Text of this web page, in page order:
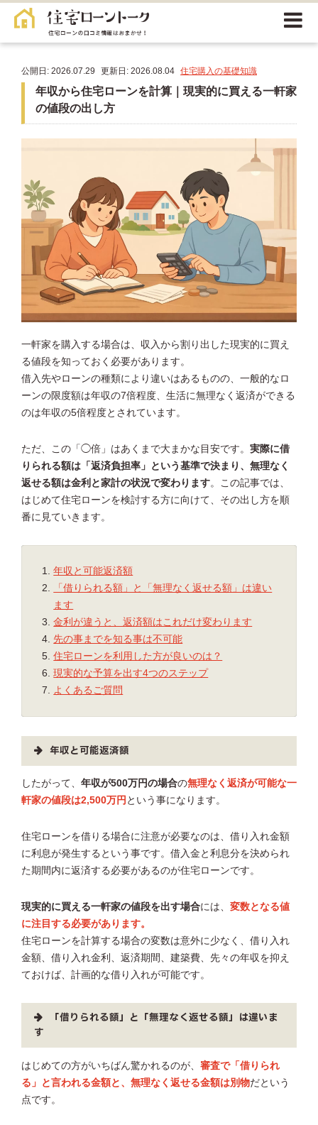
公開日: 2026.07.29 更新日: 2026.08.04 住宅購入の基礎知識
年収から住宅ローンを計算｜現実的に買える一軒家
の値段の出し方
一軒家を購入する場合は、収入から割り出した現実的に買え
る値段を知っておく必要があります。
借入先やローンの種類により違いはあるものの、一般的なロ
ーンの限度額は年収の7倍程度、生活に無理なく返済ができる
のは年収の5倍程度とされています。
ただ、この「◯倍」はあくまで大まかな目安です。 実際に借
りられる額は「返済負担率」という基準で決まり、無理なく
返せる額は金利と家計の状況で変わります。この記事では、
はじめて住宅ローンを検討する方に向けて、その出し方を順
番に見ていきます。
年収と可能返済額
「借りられる額」と「無理なく返せる額」は違い
ます
金利が違うと、返済額はこれだけ変わります
先の事までを知る事は不可能
住宅ローンを利用した方が良いのは？
現実的な予算を出す4つのステップ
よくあるご質問
年収と可能返済額
したがって、 年収が500万円の場合の無理なく返済が可能な一
軒家の値段は2,500万円 という事になります。
住宅ローンを借りる場合に注意が必要なのは、借り入れ金額
に利息が発生するという事です。借入金と利息分を決められ
た期間内に返済する必要があるのが住宅ローンです。
現実的に買える一軒家の値段を出す場合には、 変数となる値
に注目する必要があります。
住宅ローンを計算する場合の変数は意外に少なく、借り入れ
金額、借り入れ金利、返済期間、建築費、先々の年収を抑え
ておけば、計画的な借り入れが可能です。
「借りられる額」と「無理なく返せる額」は違いま
す
はじめての方がいちばん驚かれるのが、 審査で「借りられ
る」と言われる金額と、無理なく返せる金額は別物だという
点です。